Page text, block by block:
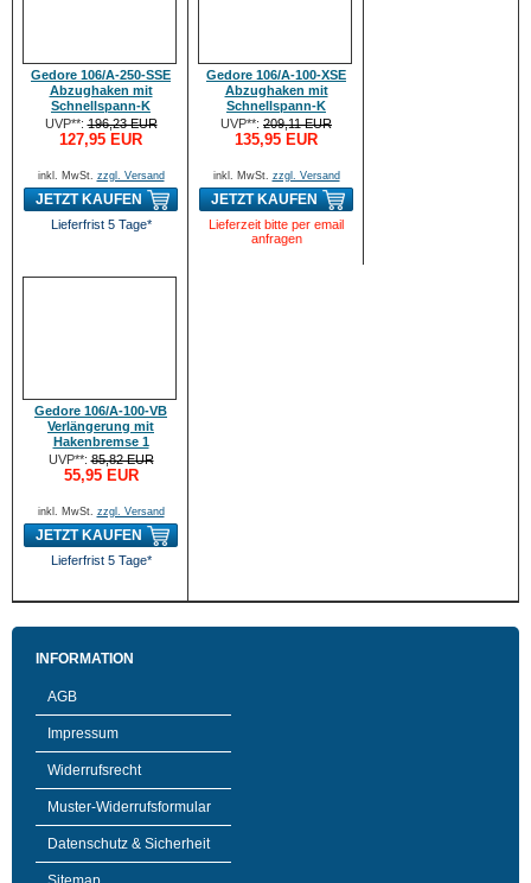
Gedore 106/A-250-SSE
Abzughaken mit
Schnellspann-K
UVP**:196,23 EUR
127,95 EUR
inkl. MwSt. zzgl. Versand
JETZT KAUFEN
Lieferfrist 5 Tage*
Gedore 106/A-100-XSE
Abzughaken mit
Schnellspann-K
UVP**: 209,11 EUR
135,95 EUR
inkl. MwSt. zzgl. Versand
JETZT KAUFEN
Lieferzeit bitte per email
anfragen
Gedore 106/A-100-VB
Verlängerung mit
Hakenbremse 1
UVP**:85,82 EUR
55,95 EUR
inkl. MwSt. zzgl. Versand
JETZT KAUFEN
Lieferfrist 5 Tage*
INFORMATION
AGB
Impressum
Widerrufsrecht
Muster-Widerrufsformular
Datenschutz & Sicherheit